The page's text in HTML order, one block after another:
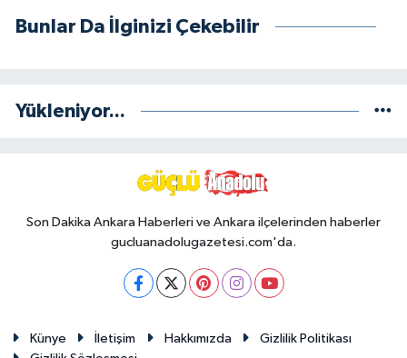
Bunlar Da İlginizi Çekebilir
Yükleniyor...
Son Dakika Ankara Haberleri ve Ankara ilçelerinden haberler
gucluanadolugazetesi.com'da.
Künye İletişim Hakkımızda
Gizlilik Politikası